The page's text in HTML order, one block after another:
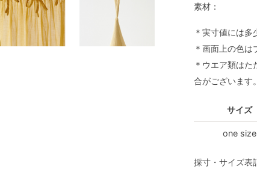
素材：
＊実寸値には多
＊画面上の色は
＊ウエア類は
合がございます。
サイズ
one size
採寸・サイズ表